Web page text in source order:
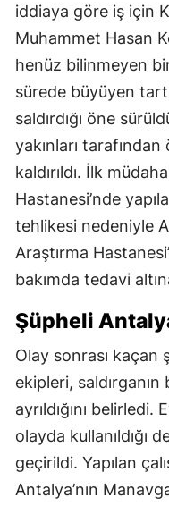
iddiaya göre iş için
Muhammet Hasan
henüz bilinmeyen
sürede büyüyen
saldırdığı öne
yakınları
kaldırıldı. İlk
Hastanesi’nde
tehlikesi nedeniyle
Araştırma
bakımda tedavi
Şüpheli
Olay sonrası kaçan
ekipleri, saldırganın
ayrıldığını
olayda kullanıldığı
geçirildi. Yapılan
Antalya’nın